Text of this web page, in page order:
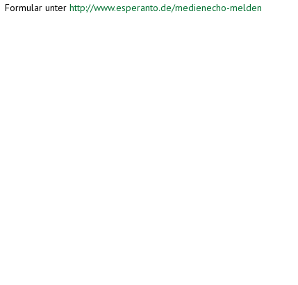
Formular unter http://www.esperanto.de/medienecho-melden